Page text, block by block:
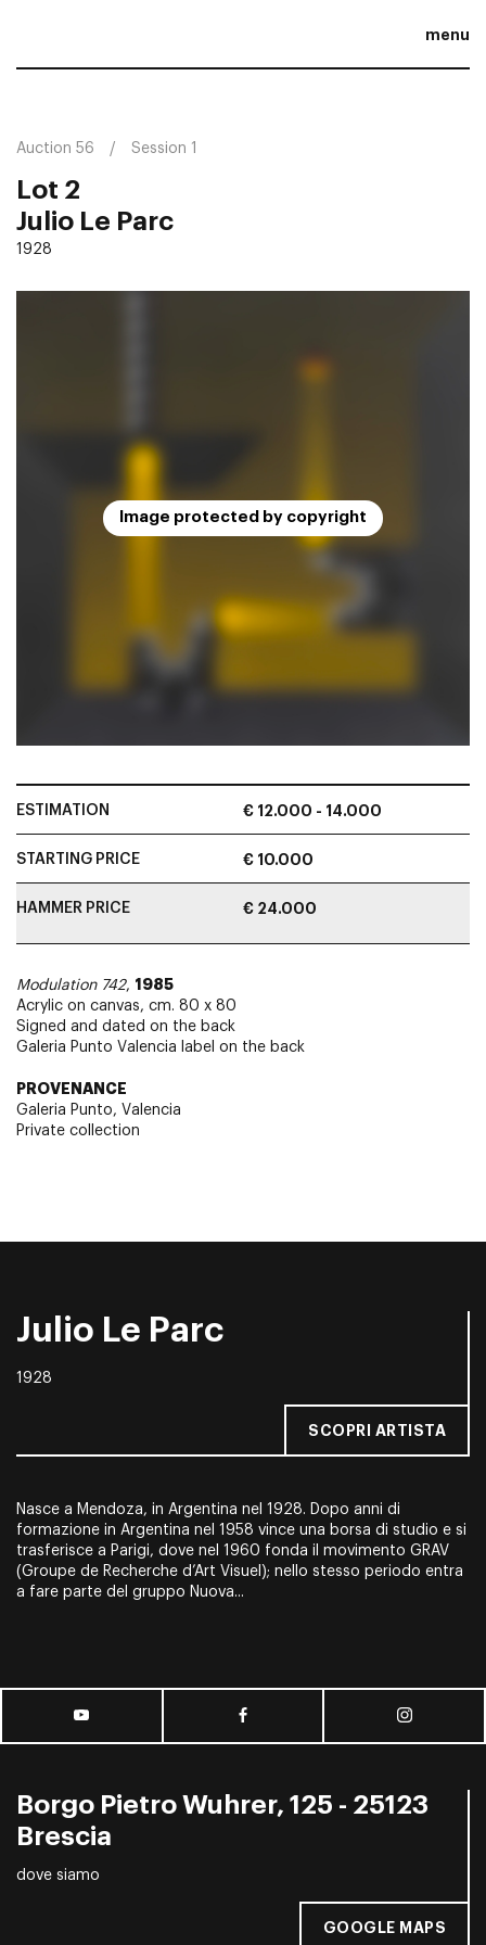
menu
Auction 56 Session 1
Lot 2
Julio Le Parc
1928
Image protected by copyright
ESTIMATION € 12.000 - 14.000
STARTING PRICE € 10.000
HAMMER PRICE € 24.000
Modulation 742, 1985
Acrylic on canvas, cm. 80 x 80
Signed and dated on the back
Galeria Punto Valencia label on the back
PROVENANCE
Galeria Punto, Valencia
Private collection
Julio Le Parc
1928
SCOPRI ARTISTA
Nasce a Mendoza, in Argentina nel 1928. Dopo anni di
formazione in Argentina nel 1958 vince una borsa di studio e si
trasferisce a Parigi, dove nel 1960 fonda il movimento GRAV
(Groupe de Recherche d’Art Visuel); nello stesso periodo entra
a fare parte del gruppo Nuova...
Borgo Pietro Wuhrer, 125 - 25123
Brescia
dove siamo
GOOGLE MAPS